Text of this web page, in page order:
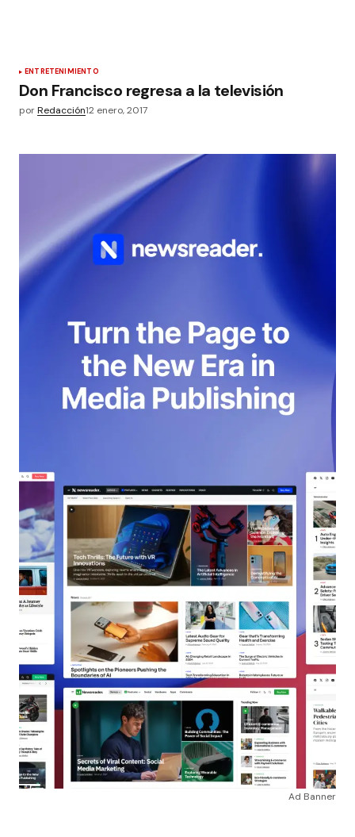
ENTRETENIMIENTO
Don Francisco regresa a la televisión
porRedacción12 enero, 2017
Ad Banner